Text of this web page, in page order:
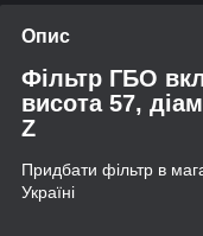
Опис
Фільтр ГБО
висота 57,
Z
Придбати фільтр в
Україні